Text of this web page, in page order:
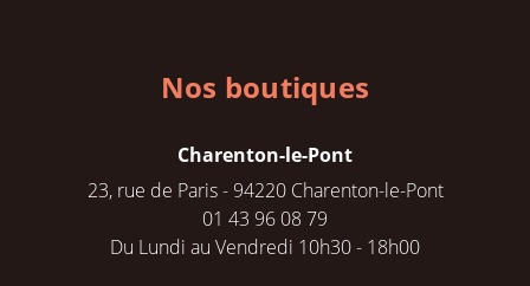
Nos boutiques
Charenton-le-Pont
23, rue de Paris - 94220 Charenton-le-Pont
01 43 96 08 79
Du Lundi au Vendredi 10h30 - 18h00